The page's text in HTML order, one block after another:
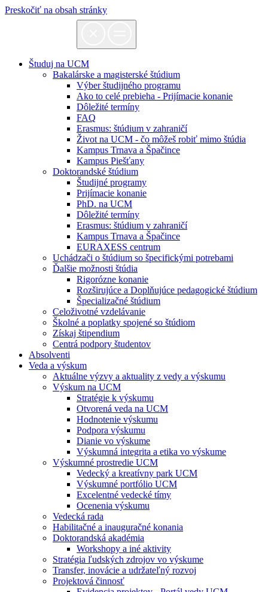
Preskočiť na obsah stránky
Študuj na UCM
Bakalárske a magisterské štúdium
Výber študijného programu
Ako to celé prebieha - Prijímacie konanie
Dôležité termíny
FAQ
Erasmus: štúdium v zahraničí
Život na UCM - čo môžeš robiť mimo štúdia
Kampus Trnava a Špačince
Kampus Piešťany
Doktorandské štúdium
Študijné programy
Prijímacie konanie
PhD. na UCM
Dôležité termíny
Erasmus: štúdium v zahraničí
Kampus Trnava a Špačince
EURAXESS centrum
Uchádzači o štúdium so špecifickými potrebami
Ďalšie možnosti štúdia
Rigorózne konanie
Rozširujúce a Doplňujúce pedagogické štúdium
Špecializačné štúdium
Celoživotné vzdelávanie
Školné a poplatky spojené so štúdiom
Získaj štipendium
Centrá podpory študentov
Absolventi
Veda a výskum
Aktuálne výzvy a aktuality z vedy a výskumu
Výskum na UCM
Stratégie k výskumu
Otvorená veda na UCM
Hodnotenie výskumu
Podpora výskumu
Dianie vo výskume
Výskumná integrita a etika vo výskume
Výskumné prostredie UCM
Vedecký a kreatívny park UCM
Výskumné portfólio UCM
Excelentné vedecké tímy
Ocenenia výskumu
Vedecká rada
Habilitačné a inauguračné konania
Doktorandská akadémia
Workshopy a iné aktivity
Stratégia ľudských zdrojov vo výskume
Transfer, inovácie a udržateľný rozvoj
Projektová činnosť